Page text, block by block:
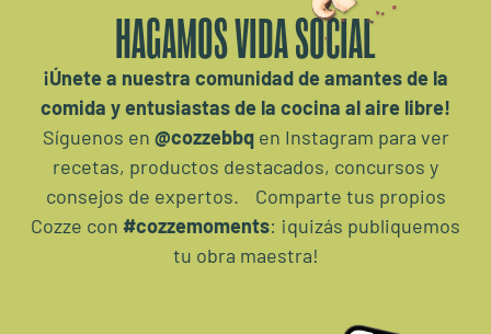
HAGAMOS VIDA SOCIAL
¡Únete a nuestra comunidad de amantes de la
comida y entusiastas de la cocina al aire libre!
Síguenos en @cozzebbqen Instagram para ver
recetas, productos destacados, concursos y
consejos de expertos. Comparte tus propios
Cozze con #cozzemoments: ¡quizás publiquemos
tu obra maestra!